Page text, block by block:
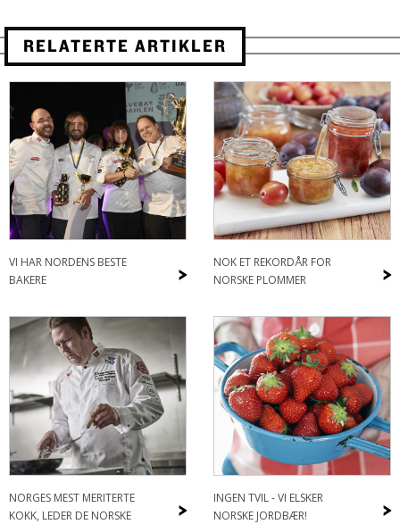
RELATERTE ARTIKLER
>
VI HAR NORDENS BESTE
BAKERE
>
NOK ET REKORDÅR FOR
NORSKE PLOMMER
>
NORGES MEST MERITERTE
KOKK, LEDER DE NORSKE
>
INGEN TVIL - VI ELSKER
NORSKE JORDBÆR!